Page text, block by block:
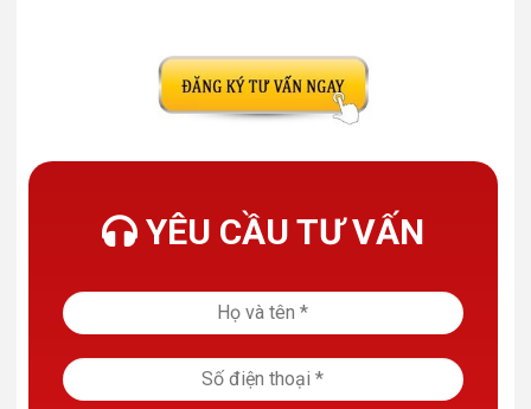
YÊU CẦU TƯ VẤN